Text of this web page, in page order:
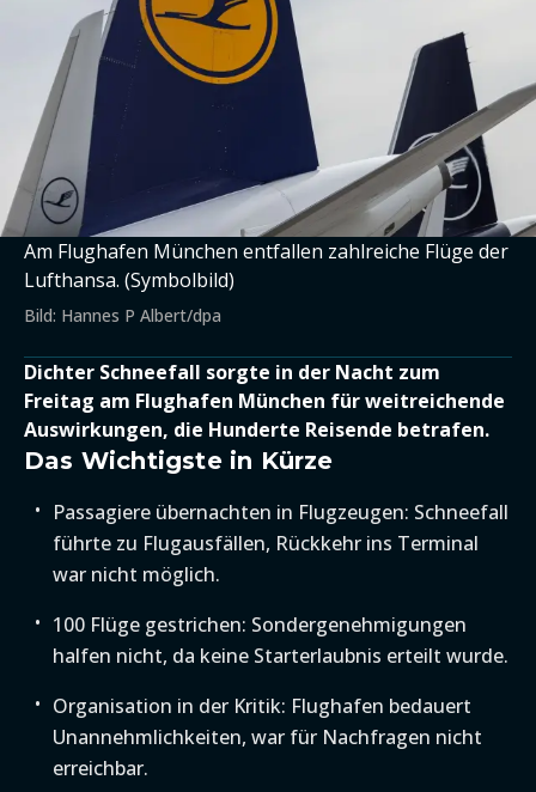
Am Flughafen München entfallen zahlreiche Flüge der
Lufthansa. (Symbolbild)
Bild: Hannes P Albert/dpa
Dichter Schneefall sorgte in der Nacht zum
Freitag am Flughafen München für weitreichende
Auswirkungen, die Hunderte Reisende betrafen.
Das Wichtigste in Kürze
Passagiere übernachten in Flugzeugen: Schneefall
führte zu Flugausfällen, Rückkehr ins Terminal
war nicht möglich.
100 Flüge gestrichen: Sondergenehmigungen
halfen nicht, da keine Starterlaubnis erteilt wurde.
Organisation in der Kritik: Flughafen bedauert
Unannehmlichkeiten, war für Nachfragen nicht
erreichbar.